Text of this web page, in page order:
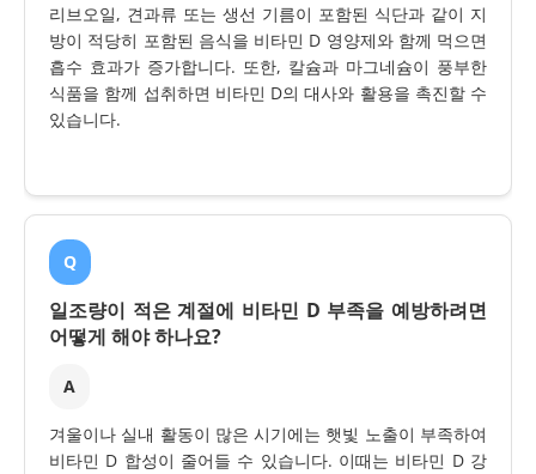
리브오일, 견과류 또는 생선 기름이 포함된 식단과 같이 지
방이 적당히 포함된 음식을 비타민 D 영양제와 함께 먹으면
흡수 효과가 증가합니다. 또한, 칼슘과 마그네슘이 풍부한
식품을 함께 섭취하면 비타민 D의 대사와 활용을 촉진할 수
있습니다.
Q
일조량이 적은 계절에 비타민 D 부족을 예방하려면
어떻게 해야 하나요?
A
겨울이나 실내 활동이 많은 시기에는 햇빛 노출이 부족하여
비타민 D 합성이 줄어들 수 있습니다. 이때는 비타민 D 강